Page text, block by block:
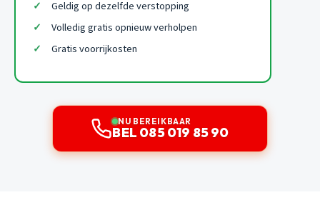
Geldig op dezelfde verstopping
Volledig gratis opnieuw verholpen
Gratis voorrijkosten
NU BEREIKBAAR
BEL 085 019 85 90